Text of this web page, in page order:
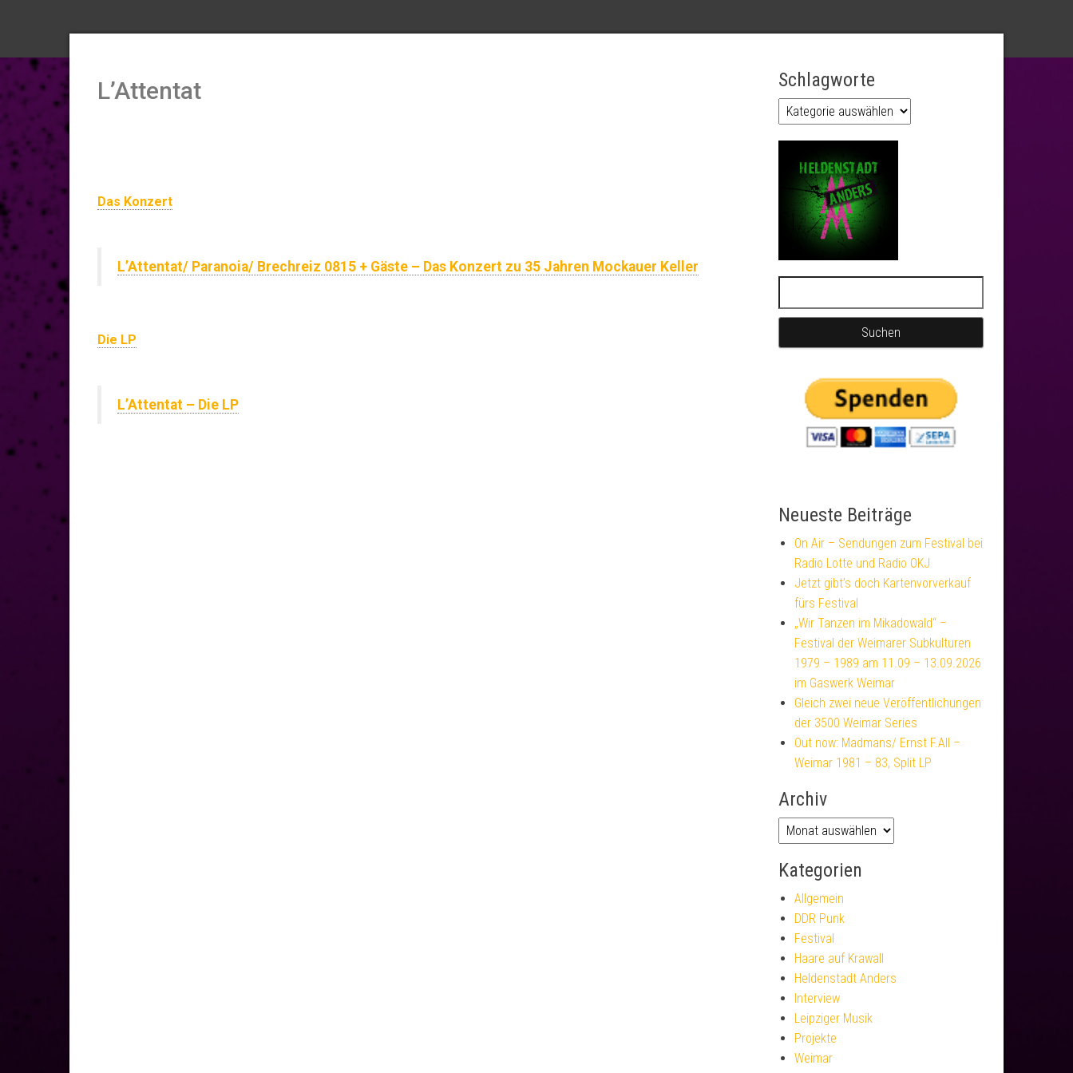
L’Attentat
Das Konzert
L’Attentat/ Paranoia/ Brechreiz 0815 + Gäste – Das Konzert zu 35 Jahren Mockauer Keller
Die LP
L’Attentat – Die LP
Schlagworte
Neueste Beiträge
On Air – Sendungen zum Festival bei
Radio Lotte und Radio OKJ
Jetzt gibt’s doch Kartenvorverkauf
fürs Festival
„Wir Tanzen im Mikadowald“ –
Festival der Weimarer Subkulturen
1979 – 1989 am 11.09 – 13.09.2026
im Gaswerk Weimar
Gleich zwei neue Veröffentlichungen
der 3500 Weimar Series
Out now: Madmans/ Ernst F.All –
Weimar 1981 – 83, Split LP
Archiv
Kategorien
Allgemein
DDR Punk
Festival
Haare auf Krawall
Heldenstadt Anders
Interview
Leipziger Musik
Projekte
Weimar